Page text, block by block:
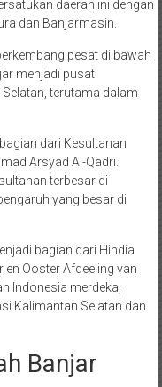
daerah ini dengan
dan Banjarmasin.
pesat di bawah
menjadi pusat
terutama dalam
dari Kesultanan
Arsyad Al-Qadri.
terbesar di
yang besar di
bagian dari Hindia
en Ooster Afdeeling van
Indonesia merdeka,
Kalimantan Selatan dan
Banjar